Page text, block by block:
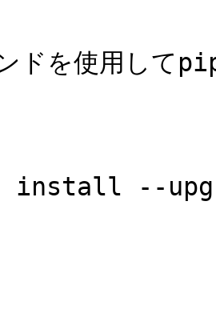
ドを使用して
install --